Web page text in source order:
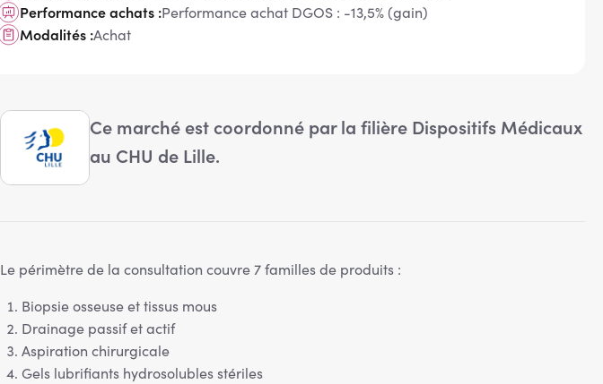
Performance achats :Performance achat DGOS : -13,5% (gain)
Modalités :Achat
Ce marché est coordonné par la filière Dispositifs Médicaux
au CHU de Lille.
Le périmètre de la consultation couvre 7 familles de produits :
Biopsie osseuse et tissus mous
Drainage passif et actif
Aspiration chirurgicale
Gels lubrifiants hydrosolubles stériles